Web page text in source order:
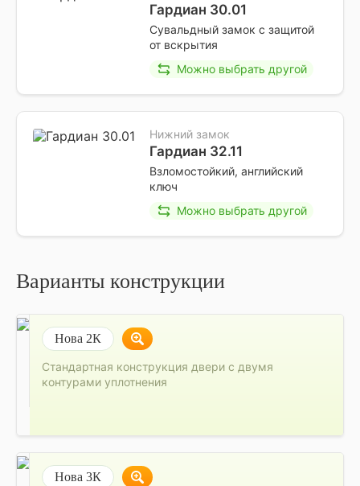
Гардиан 30.01
Сувальдный замок с защитой
от вскрытия
Можно выбрать другой
Нижний замок
Гардиан 32.11
Взломостойкий, английский
ключ
Можно выбрать другой
Варианты конструкции
Нова 2К
Стандартная конструкция двери с двумя
контурами уплотнения
Нова 3К